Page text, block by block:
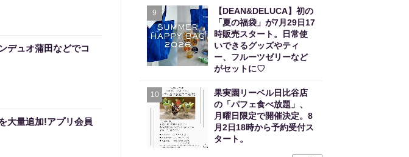
デュオ蒲田などでコ
大量追加!アプリ会員
9
【DEAN&DELUCA】初の
「夏の福袋」が7月29日17
時販売スタート。日常使
いできるグッズやティ
ー、フルーツゼリーなど
がセットに♡
10
果実園リーベル日比谷店
の「パフェ食べ放題」、
月曜日限定で開催決定。8
月2日18時から予約受付ス
タート。